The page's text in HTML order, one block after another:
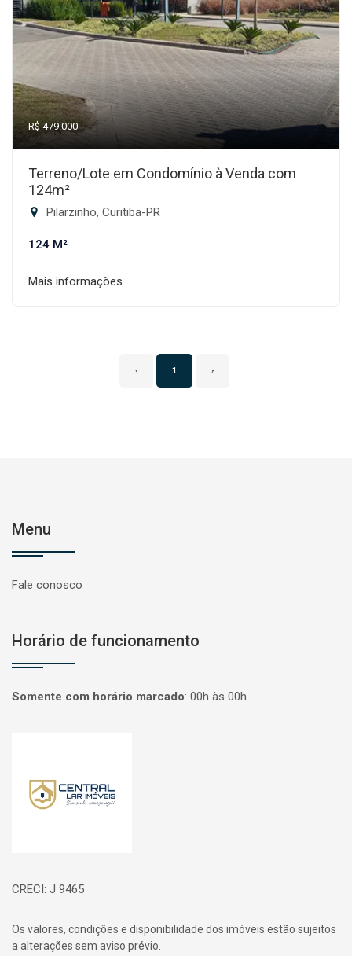
R$ 479.000
Terreno/Lote em Condomínio à Venda com
124m²
Pilarzinho, Curitiba-PR
124 M²
Mais informações
‹ 1 ›
Menu
Fale conosco
Horário de funcionamento
Somente com horário marcado: 00h às 00h
CRECI: J 9465
Os valores, condições e disponibilidade dos imóveis estão sujeitos
a alterações sem aviso prévio.